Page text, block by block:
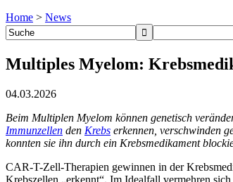
Home > News
Multiples Myelom:
04.03.2026
Beim Multiplen Myelom können genetisch
Immunzellen den Krebs erkennen, verschwinden
konnten sie ihn durch ein Krebsmedikament
CAR-T-Zell-Therapien gewinnen in der
Krebszellen „erkennt“. Im Idealfall vermehren